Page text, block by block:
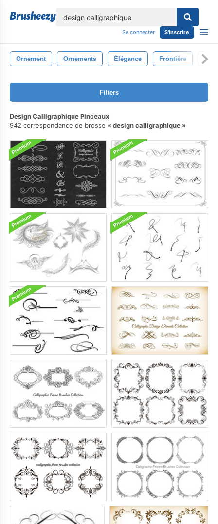
Se connecter S'inscrire
Ornement Ornements Élégance Frontière
Filters
Design Calligraphique Pinceaux
942 correspondance de brosse
design calligraphique